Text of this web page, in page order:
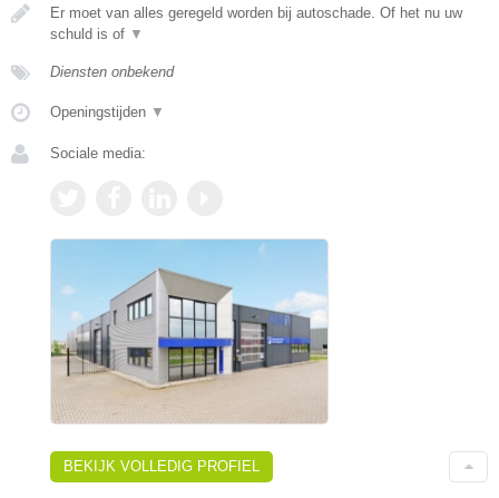
Er moet van alles geregeld worden bij autoschade. Of het nu uw
schuld is of ▼
Diensten onbekend
Openingstijden ▼
Sociale media:
BEKIJK VOLLEDIG PROFIEL